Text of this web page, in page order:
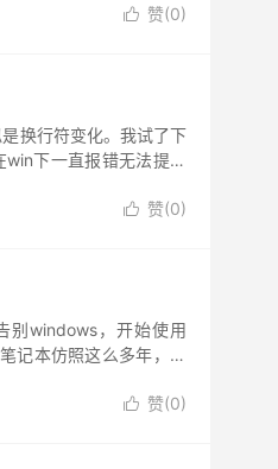
 赞(0)
换行符变化。我试了下
下一直报错无法提交
 赞(0)
别windows，开始使用
记本仿照这么多年，还
 赞(0)